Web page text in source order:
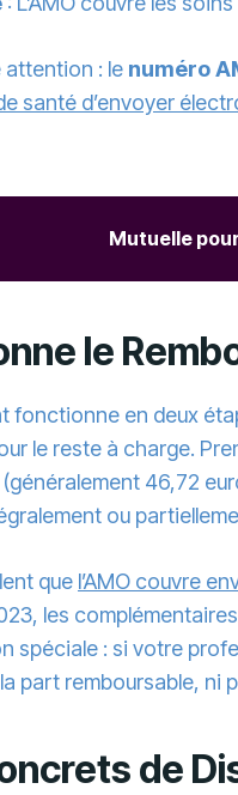
attention : le numéro
santé d’envoyer
Mutuelle
le
en deux
le reste à charge.
46,72
ou
que l’AMO couvre
les
spéciale : si votre
part remboursable, ni
de